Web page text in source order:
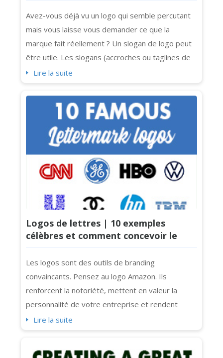
Avez-vous déjà vu un logo qui semble percutant
mais vous laisse vous demander ce que la
marque fait réellement ? Un slogan de logo peut
être utile. Les slogans (accroches ou taglines de
logo) ajoutent de la clarté et de la personnalité
Cependant, tous les logos n'en ont pas besoin.
Parfois, une accroche embrouille simplement le
message ou encombre le design. Si ...
Lire la suite
Logos de lettres | 10 exemples
célèbres et comment concevoir le
vôtre pour votre entreprise
Les logos sont des outils de branding
convaincants. Pensez au logo Amazon. Ils
renforcent la notoriété, mettent en valeur la
personnalité de votre entreprise et rendent
votre marque mémorable. Mais aujourd'hui, nous
Lire la suite